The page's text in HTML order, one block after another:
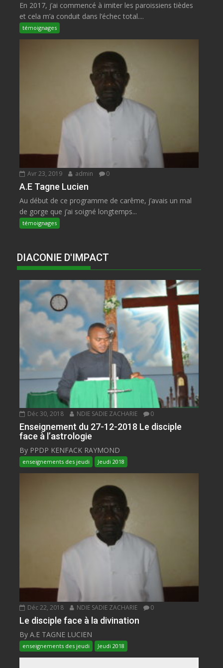
En 2017, j’ai commencé à imiter les paroissiens tièdes
et cela m’a conduit dans l’échec total....
témoignages
Avr 23, 2019 admin 0
A.E Tagne Lucien
Au début de ce programme de carême, j’avais un mal
de gorge que j’ai soigné longtemps...
témoignages
DIACONIE D'IMPACT
Déc 30, 2018 NDIE SADIE ZACHARIE 0
Enseignement du 27-12-2018 Le disciple
face à l’astrologie
By PPDP KENFACK RAYMOND
enseignements des jeudi Jeudi 2018
Déc 22, 2018 NDIE SADIE ZACHARIE 0
Le disciple face à la divination
By A.E TAGNE LUCIEN
enseignements des jeudi Jeudi 2018